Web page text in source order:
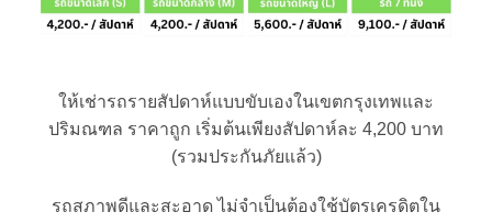
ให้เช่ารถรายสัปดาห์แบบขับเองในเขตกรุงเทพและ
ปริมณฑล ราคาถูก เริ่มต้นเพียงสัปดาห์ละ 4,200 บาท
(รวมประกันภัยแล้ว)
รถสภาพดีและสะอาด ไม่จำเป็นต้องใช้บัตรเครดิตใน